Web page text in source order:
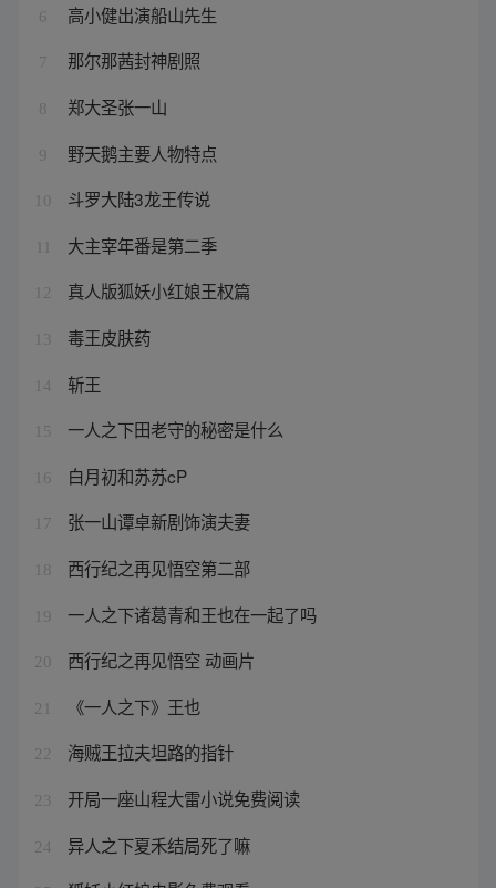
6 高小健出演船山先生
7 那尔那茜封神剧照
8 郑大圣张一山
9 野天鹅主要人物特点
10 斗罗大陆3龙王传说
大主宰年番是第二季
12 真人版狐妖小红娘王权篇
13 毒王皮肤药
14 斩王
15 一人之下田老守的秘密是什么
16 白月初和苏苏cP
17 张一山谭卓新剧饰演夫妻
18 西行纪之再见悟空第二部
19 一人之下诸葛青和王也在一起了吗
20 西行纪之再见悟空 动画片
21 《一人之下》王也
22 海贼王拉夫坦路的指针
23 开局一座山程大雷小说免费阅读
24 异人之下夏禾结局死了嘛